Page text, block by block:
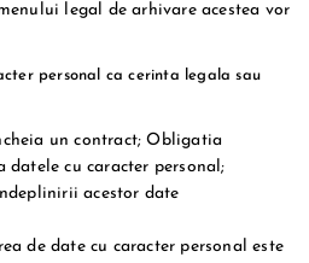
legal de arhivare acestea vor
personal ca cerinta legala sau
un contract; Obligatia
datele cu caracter personal;
acestor date
de date cu caracter personal este